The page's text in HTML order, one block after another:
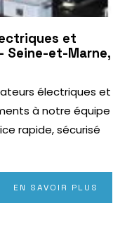
et
Seine-et-Marne,
électriques et
à notre équipe
rapide, sécurisé
EN SAVOIR PLUS